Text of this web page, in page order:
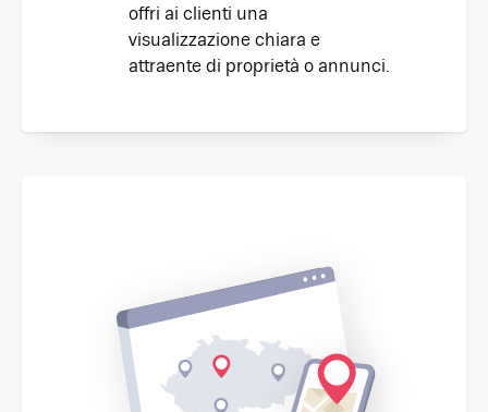
offri ai clienti una
visualizzazione chiara e
attraente di proprietà o annunci.